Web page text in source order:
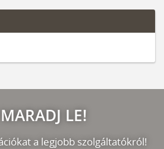
LE!
a legjobb szolgáltatókról!